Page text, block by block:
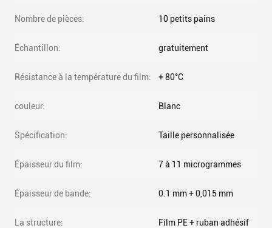
Nombre de pièces: 10 petits pains
Échantillon: gratuitement
Résistance à la température du film: + 80°C
couleur: Blanc
Spécification: Taille personnalisée
Épaisseur du film: 7 à 11 microgrammes
Épaisseur de bande: 0.1 mm + 0,015 mm
La structure: Film PE + ruban adhésif